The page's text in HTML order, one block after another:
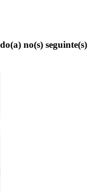
no(s) seguinte(s)